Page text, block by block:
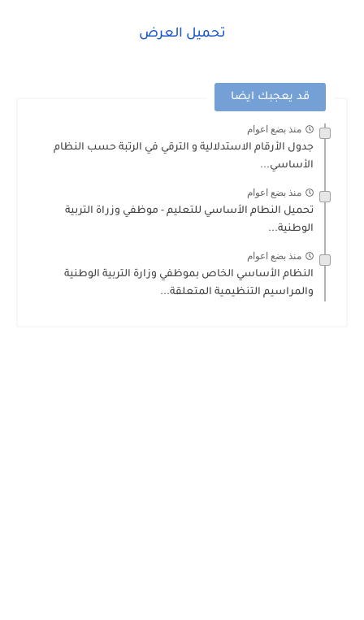
تحميل العرض
قد يعجبك ايضا
منذ بضع اعوام
جدول الأرقام الاستدلالية و الترقي في الرتبة حسب النظام
الأساسي...
منذ بضع اعوام
تحميل النطام الأساسي للتعليم - موظفي وزراة التربية
الوطنية...
منذ بضع اعوام
النظام الأساسي الخاص بموظفي وزارة التربية الوطنية
والمراسيم التنظيمية المتعلقة...